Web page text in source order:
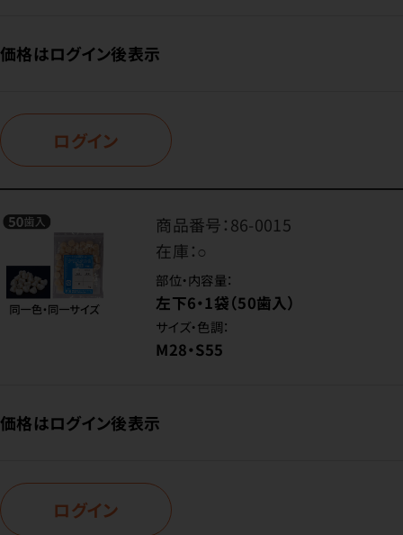
価格はログイン後表示
ログイン
商品番号：86-0015
在庫：○
部位・内容量：
左下6・1袋（50歯入）
サイズ・色調：
M28・S55
価格はログイン後表示
ログイン